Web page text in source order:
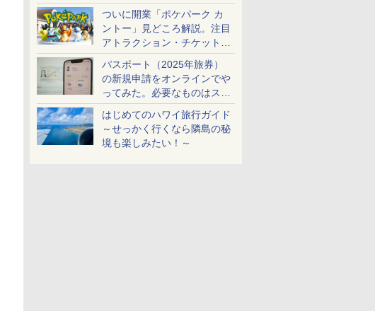
ケットも解説
ついに開業「ポケパーク カ
ントー」見どころ解説。注目
アトラクション・チケット手
配・来場前に必要な準備は？
パスポート（2025年旅券）
の新規申請をオンラインでや
ってみた。必要なものはスマ
ホとマイナカードのみ
はじめてのハワイ旅行ガイド
～せっかく行くなら隣島の秘
境も楽しみたい！～